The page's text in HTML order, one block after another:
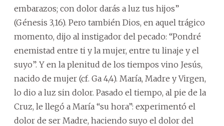
embarazos; con dolor darás a luz tus hijos”
(Génesis 3,16). Pero también Dios, en aquel trágico
momento, dijo al instigador del pecado: “Pondré
enemistad entre ti y la mujer, entre tu linaje y el
suyo”. Y en la plenitud de los tiempos vino Jesús,
nacido de mujer (cf. Ga 4,4). María, Madre y Virgen,
lo dio a luz sin dolor. Pasado el tiempo, al pie de la
Cruz, le llegó a María “su hora”: experimentó el
dolor de ser Madre, haciendo suyo el dolor del